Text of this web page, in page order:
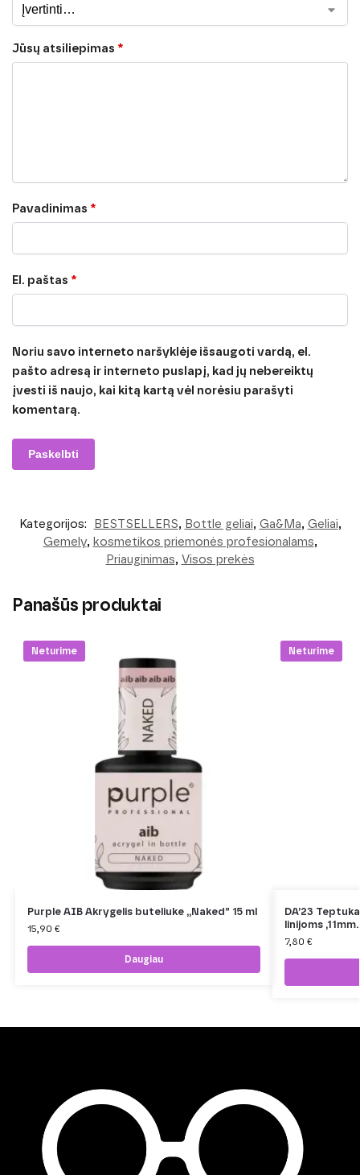
Jūsų atsiliepimas *
Pavadinimas *
El. paštas *
Noriu savo interneto naršyklėje išsaugoti vardą, el.
pašto adresą ir interneto puslapį, kad jų nebereiktų
įvesti iš naujo, kai kitą kartą vėl norėsiu parašyti
komentarą.
Kategorijos: BESTSELLERS, Bottle geliai, Ga&Ma, Geliai,
Gemely, kosmetikos priemonės profesionalams,
Priauginimas, Visos prekės
Panašūs produktai
Neturime
Purple AIB Akrygelis buteliuke ,,Naked” 15 ml
15,90 €
Daugiau
Neturime
DA’23
linijoms ,11mm.
7,80 €